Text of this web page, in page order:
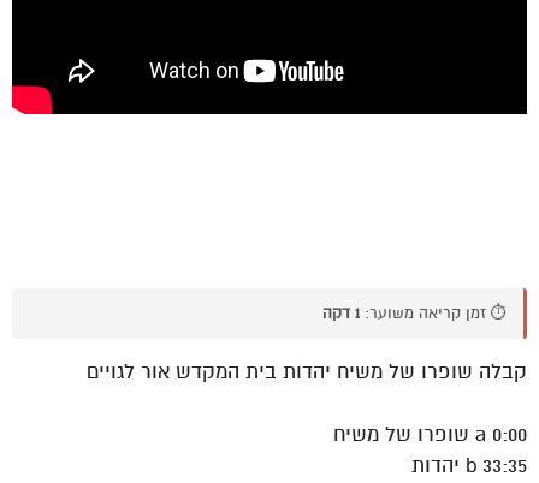
⏱️ זמן קריאה משוער: 1 דקה
קבלה שופרו של משיח יהדות בית המקדש אור לגויים
0:00 a שופרו של משיח
33:35 b יהדות